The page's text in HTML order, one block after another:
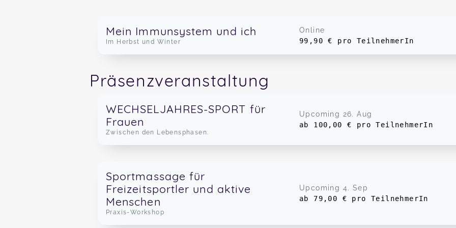
Mein Immunsystem und ich
Im Herbst und Winter
Online
99,90 € pro TeilnehmerIn
Präsenzveranstaltung
WECHSELJAHRES-SPORT für
Frauen
Zwischen den Lebensphasen.
Upcoming 26. Aug
ab 100,00 € pro TeilnehmerIn
Gerstenberg
26. Aug - 14. Okt
Sportmassage für
Freizeitsportler und aktive
Menschen
Praxis-Workshop
Upcoming 4. Sep
ab 79,00 € pro TeilnehmerIn